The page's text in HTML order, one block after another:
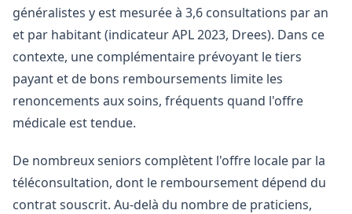
généralistes y est mesurée à 3,6 consultations par an
et par habitant (indicateur APL 2023, Drees). Dans ce
contexte, une complémentaire prévoyant le tiers
payant et de bons remboursements limite les
renoncements aux soins, fréquents quand l'offre
médicale est tendue.
De nombreux seniors complètent l'offre locale par la
téléconsultation, dont le remboursement dépend du
contrat souscrit. Au-delà du nombre de praticiens,